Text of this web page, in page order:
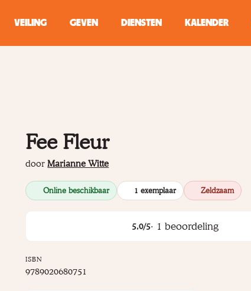
VEILING GEVEN DIENSTEN KALENDER
Fee Fleur
doorMarianne Witte
Online beschikbaar 1 exemplaar Zeldzaam
5,0/5· 1 beoordeling
ISBN
9789020680751